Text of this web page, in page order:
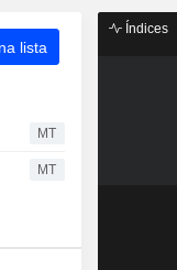
lista
MT
MT
Índices